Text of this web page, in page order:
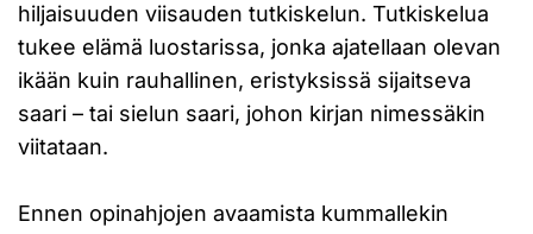
hiljaisuuden viisauden tutkiskelun. Tutkiskelua
tukee elämä luostarissa, jonka ajatellaan olevan
ikään kuin rauhallinen, eristyksissä sijaitseva
saari – tai sielun saari, johon kirjan nimessäkin
viitataan.
Ennen opinahjojen avaamista kummallekin